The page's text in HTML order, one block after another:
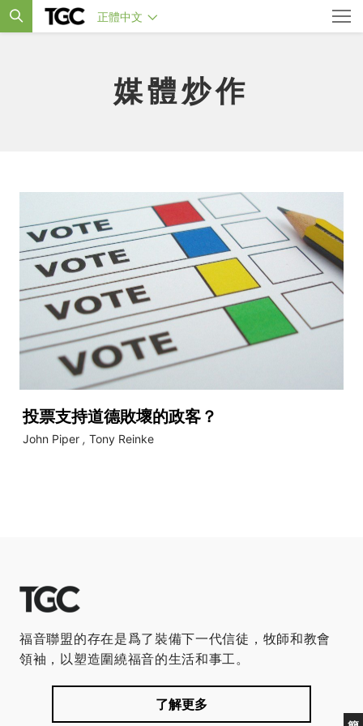
正體中文
媒體炒作
投票支持道德敗壞的政客？
John Piper , Tony Reinke
福音聯盟的存在是爲了裝備下一代信徒，牧師和教會
領袖，以塑造圍繞福音的生活和事工。
了解更多